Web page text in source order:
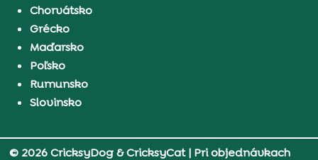
Chorvátsko
Grécko
Maďarsko
Poľsko
Rumunsko
Slovinsko
© 2026 CricksyDog & CricksyCat| Pri objednávkach